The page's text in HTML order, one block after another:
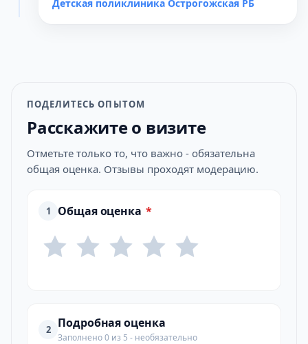
Детская поликлиника Острогожская РБ
ПОДЕЛИТЕСЬ ОПЫТОМ
Расскажите о визите
Отметьте только то, что важно - обязательна
общая оценка. Отзывы проходят модерацию.
1 Общая оценка *
2 Подробная оценка
Заполнено 0 из 5 - необязательно